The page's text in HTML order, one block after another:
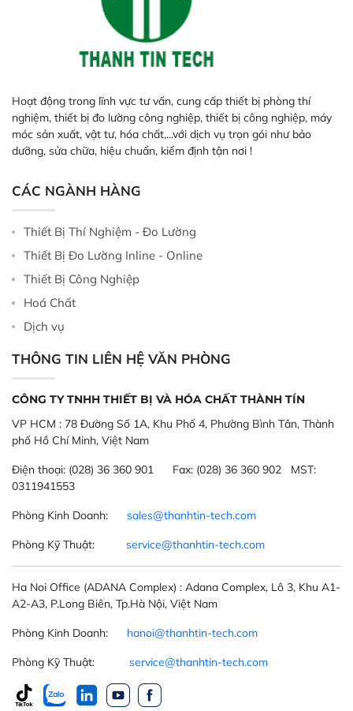
Hoạt động trong lĩnh vực tư vấn, cung cấp thiết bị phòng thí
nghiệm, thiết bị đo lường công nghiệp, thiết bị công nghiệp, máy
móc sản xuất, vật tư, hóa chất,...với dịch vụ trọn gói như bảo
dưỡng, sửa chữa, hiệu chuẩn, kiểm định tận nơi !
CÁC NGÀNH HÀNG
Thiết Bị Thí Nghiệm - Đo Lường
Thiết Bị Đo Lường Inline - Online
Thiết Bị Công Nghiệp
Hoá Chất
Dịch vụ
THÔNG TIN LIÊN HỆ VĂN PHÒNG
CÔNG TY TNHH THIẾT BỊ VÀ HÓA CHẤT THÀNH TÍN
VP HCM : 78 Đường Số 1A, Khu Phố 4, Phường Bình Tân, Thành
phố Hồ Chí Minh, Việt Nam
Điện thoại: (028) 36 360 901 Fax: (028) 36 360 902 MST:
0311941553
Phòng Kinh Doanh: sales@thanhtin-tech.com
Phòng Kỹ Thuật: service@thanhtin-tech.com
Ha Noi Office (ADANA Complex) : Adana Complex, Lô 3, Khu A1-
A2-A3, P.Long Biên, Tp.Hà Nội, Việt Nam
Phòng Kinh Doanh: hanoi@thanhtin-tech.com
Phòng Kỹ Thuật: service@thanhtin-tech.com